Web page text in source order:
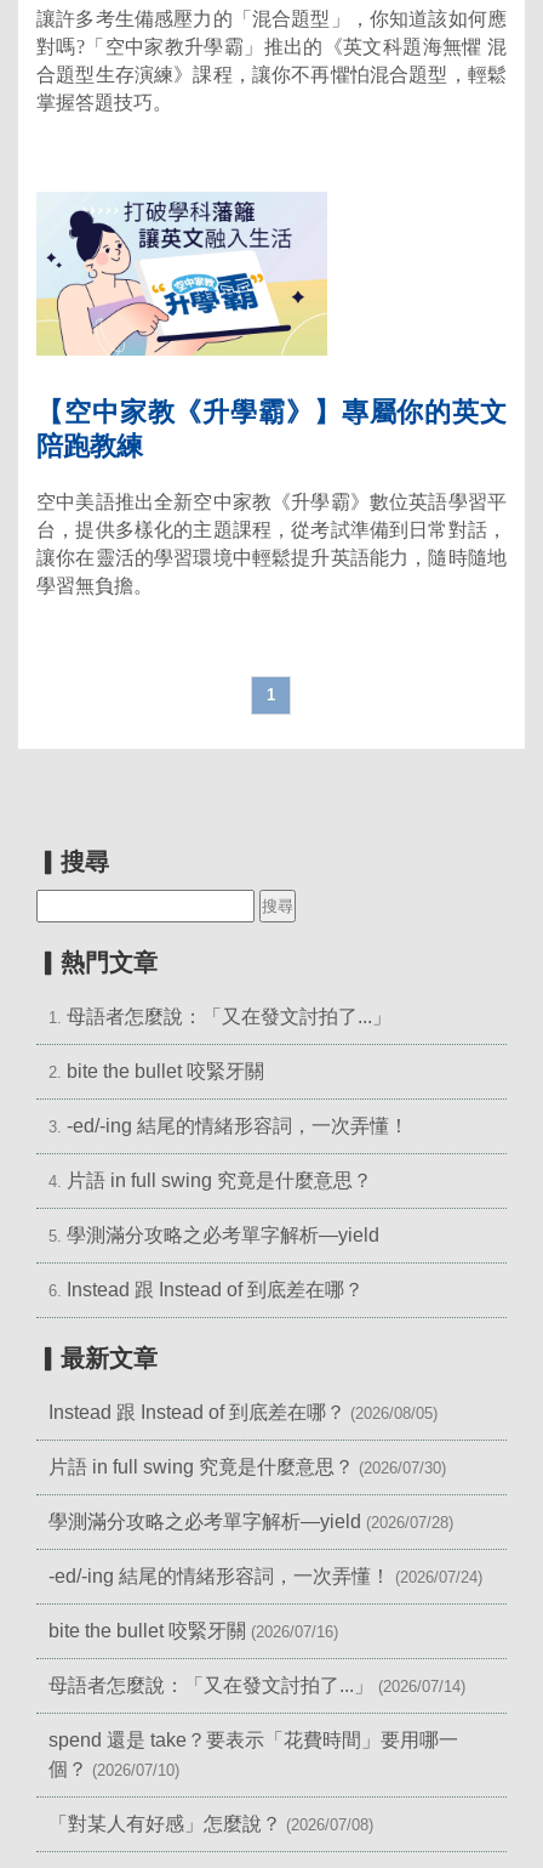
讓許多考生備感壓力的「混合題型」，你知道該如何應
對嗎?「空中家教升學霸」推出的《英文科題海無懼 混
合題型生存演練》課程，讓你不再懼怕混合題型，輕鬆
掌握答題技巧。
【空中家教《升學霸》】專屬你的英文
陪跑教練
空中美語推出全新空中家教《升學霸》數位英語學習平
台，提供多樣化的主題課程，從考試準備到日常對話，
讓你在靈活的學習環境中輕鬆提升英語能力，隨時隨地
學習無負擔。
1
▎搜尋
▎熱門文章
1. 母語者怎麼說：「又在發文討拍了...」
2. bite the bullet 咬緊牙關
3. -ed/-ing 結尾的情緒形容詞，一次弄懂！
4. 片語 in full swing 究竟是什麼意思？
5. 學測滿分攻略之必考單字解析—yield
6. Instead 跟 Instead of 到底差在哪？
▎最新文章
Instead 跟 Instead of 到底差在哪？ (2026/08/05)
片語 in full swing 究竟是什麼意思？ (2026/07/30)
學測滿分攻略之必考單字解析—yield (2026/07/28)
-ed/-ing 結尾的情緒形容詞，一次弄懂！ (2026/07/24)
bite the bullet 咬緊牙關 (2026/07/16)
母語者怎麼說：「又在發文討拍了...」 (2026/07/14)
spend 還是 take？要表示「花費時間」要用哪一
個？ (2026/07/10)
「對某人有好感」怎麼說？ (2026/07/08)